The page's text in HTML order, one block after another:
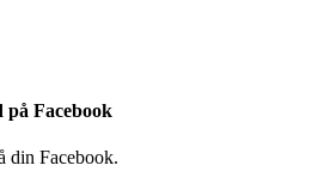
på Facebook
din Facebook.